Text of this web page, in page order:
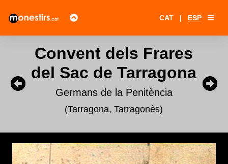
CAT | ESP
Convent dels Frares
del Sac de Tarragona
Germans de la Penitència
(Tarragona,Tarragonès)